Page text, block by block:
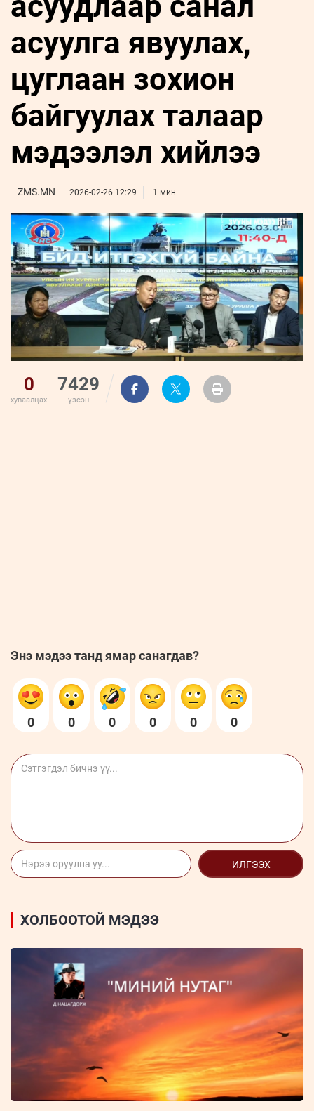
Бүртгүүлэх
Бизнес
хөгжил
Leaderships
forum
ФОТО
УРЛАГ
ҮНДЭСНИЙ
МЭДЭЭЛЛИЙН
ТӨВ
асуулга явуулах,
цуглаан зохион
байгуулах талаар
мэдээлэл хийлээ
ZMS.MN 2026-02-26 12:29 1 мин
0
хуваалцах
7429
үзсэн
Энэ мэдээ танд ямар санагдав?
0 0 0 0 0 0
ИЛГЭЭХ
ХОЛБООТОЙ МЭДЭЭ